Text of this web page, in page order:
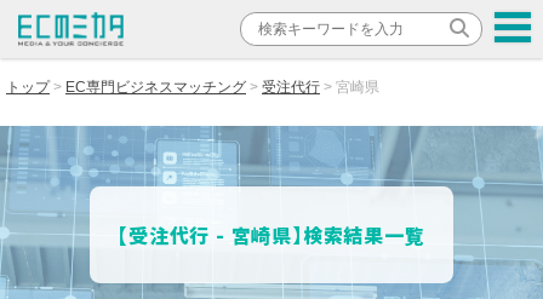
トップ EC専門ビジネスマッチング 受注代行 宮崎県
【受注代行 - 宮崎県】検索結果一覧